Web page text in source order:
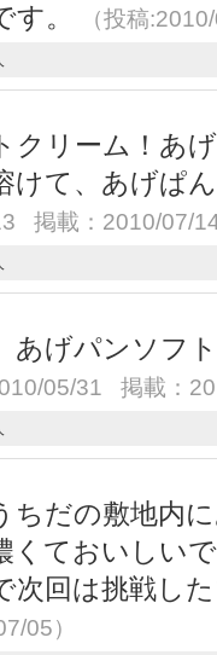
す。
（投稿
クリーム！あ
けて、あげぱ
掲載：2010/07/
あげパンソフ
05/31 掲載：
ちだの敷地内
くておいしい
次回は挑戦し
05）